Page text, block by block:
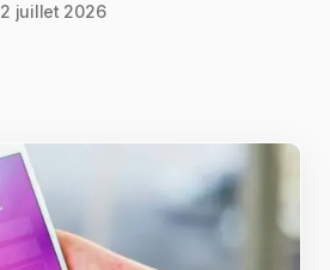
2 juillet 2026